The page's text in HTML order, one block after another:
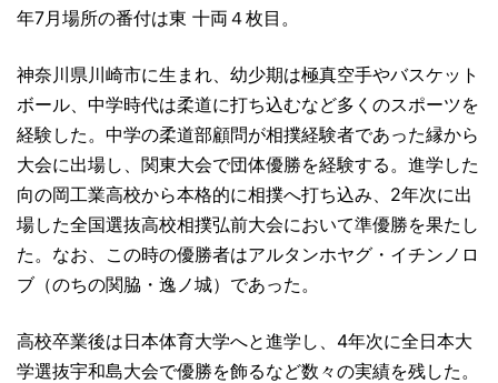
年7月場所の番付は東 十両４枚目。
神奈川県川崎市に生まれ、幼少期は極真空手やバスケット
ボール、中学時代は柔道に打ち込むなど多くのスポーツを
経験した。中学の柔道部顧問が相撲経験者であった縁から
大会に出場し、関東大会で団体優勝を経験する。進学した
向の岡工業高校から本格的に相撲へ打ち込み、2年次に出
場した全国選抜高校相撲弘前大会において準優勝を果たし
た。なお、この時の優勝者はアルタンホヤグ・イチンノロ
ブ（のちの関脇・逸ノ城）であった。
高校卒業後は日本体育大学へと進学し、4年次に全日本大
学選抜宇和島大会で優勝を飾るなど数々の実績を残した。